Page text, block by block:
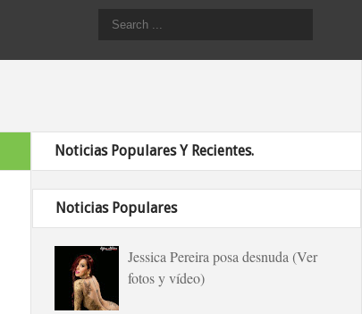
Noticias Populares Y Recientes.
Noticias Populares
Jessica Pereira posa desnuda (Ver
fotos y vídeo)